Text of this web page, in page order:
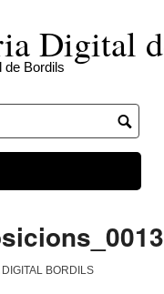
Digital
de Bordils
BORDILS